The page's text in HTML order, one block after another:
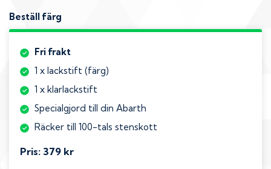
Beställ färg
Fri frakt
1 x lackstift (färg)
1 x klarlackstift
Specialgjord till din Abarth
Räcker till 100-tals stenskott
Pris: 379 kr